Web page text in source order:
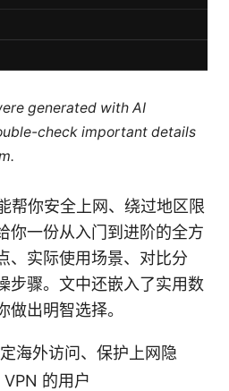
generated with AI
check important details
帮你安全上网、绕过地区限
你一份从入门到进阶的全方
、实际使用场景、对比分
步骤。文中还嵌入了实用数
出明智选择。
海外访问、保护上网隐
的用户